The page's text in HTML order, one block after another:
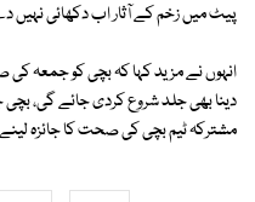
پیٹ میں زخم کے آثار اب دکھائی
انہوں نے مزید کہا کہ بچی کو جمعہ کی
دینا بھی جلد شروع کردی جائے گی،
مشترکہ ٹیم بچی کی صحت کا جائزہ